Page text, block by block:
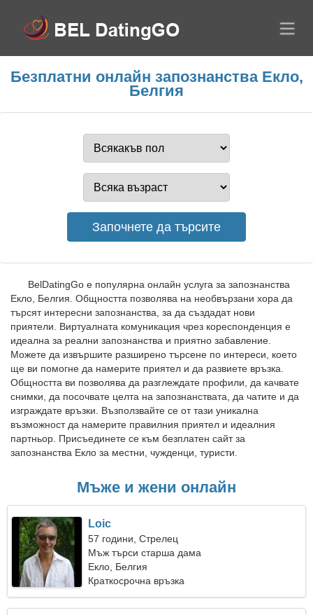
Безплатни онлайн запознанства Екло,
Белгия
BelDatingGo е популярна онлайн услуга за запознанства
Екло, Белгия. Общността позволява на необвързани хора да
търсят интересни запознанства, за да създадат нови
приятели. Виртуалната комуникация чрез кореспонденция е
идеална за реални запознанства и приятно забавление.
Можете да извършите разширено търсене по интереси, което
ще ви помогне да намерите приятел и да развиете връзка.
Общността ви позволява да разглеждате профили, да качвате
снимки, да посочвате целта на запознанствата, да чатите и да
изграждате връзки. Възползвайте се от тази уникална
възможност да намерите правилния приятел и идеалния
партньор. Присъединете се към безплатен сайт за
запознанства Екло за местни, чужденци, туристи.
Мъже и жени онлайн
Loic
57 години, Стрелец
Мъж търси старша дама
Екло, Белгия
Краткосрочна връзка